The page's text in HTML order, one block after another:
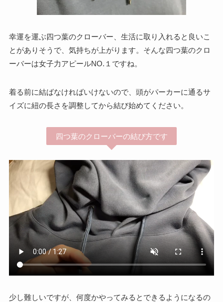
幸運を運ぶ四つ葉のクローバー、生活に取り入れると良いこ
とがありそうで、気持ちが上がります。そんな四つ葉のクロ
ーバーは女子力アピールNO.１ですね。
着る前に結ばなければいけないので、頭がパーカーに通るサ
イズに紐の長さを調整してから結び始めてください。
四つ葉のクローバーの結び方です
少し難しいですが、何度かやってみるとできるようになるの